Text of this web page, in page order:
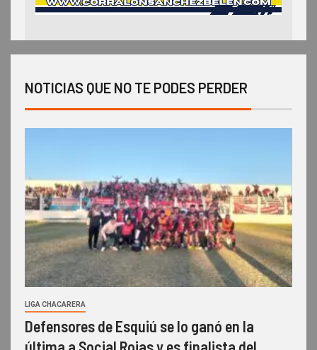
NOTICIAS QUE NO TE PODES PERDER
LIGA CHACARERA
Defensores de Esquiú se lo ganó en la
última a Social Rojas y es finalista del